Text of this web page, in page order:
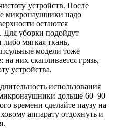
устройств. После
микронаушники надо
остаются
Для уборки подойдут
мягкая ткань,
модели тоже
них скапливается грязь,
устройства.
использования
дольше 60–90
времени сделайте паузу на
аппарату отдохнуть и